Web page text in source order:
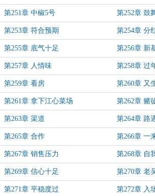
第251章 中椒5号 第252章 鼓
第253章 符合预期 第254章 分
第255章 底气十足 第256章 新
第257章 人情味 第258章 过
第259章 看房 第260章 又
第261章 拿下江心菜场 第262章 赌
第263章 渠道 第264章 路
第265章 合作 第266章 一
第267章 销售压力 第268章 自
第269章 信心十足 第270章 老
第271章 平稳度过 第272章 入